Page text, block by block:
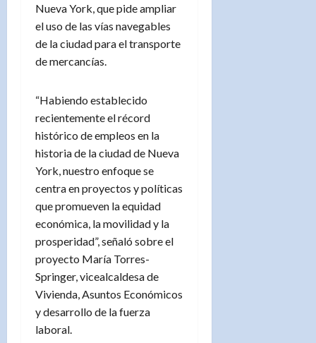
Nueva York, que pide ampliar
el uso de las vías navegables
de la ciudad para el transporte
de mercancías.
“Habiendo establecido
recientemente el récord
histórico de empleos en la
historia de la ciudad de Nueva
York, nuestro enfoque se
centra en proyectos y políticas
que promueven la equidad
económica, la movilidad y la
prosperidad”, señaló sobre el
proyecto María Torres-
Springer, vicealcaldesa de
Vivienda, Asuntos Económicos
y desarrollo de la fuerza
laboral.